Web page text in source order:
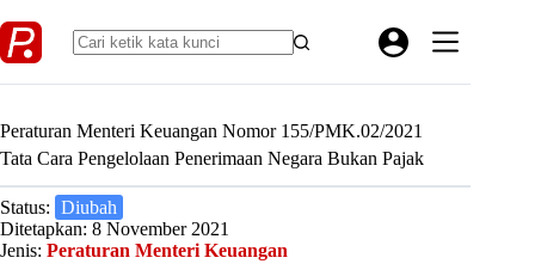
to
content
Peraturan Menteri Keuangan Nomor 155/PMK.02/2021
Tata Cara Pengelolaan Penerimaan Negara Bukan Pajak
Status: Diubah
Ditetapkan: 8 November 2021
Jenis: Peraturan Menteri Keuangan